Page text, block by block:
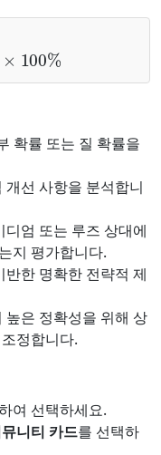
확률 또는 질 확률을
선 사항을 분석합니
디엄 또는 루즈 상대에
지 평가합니다.
한 명확한 전략적 제
높은 정확성을 위해 상
정합니다.
여 선택하세요.
니티 카드를 선택하